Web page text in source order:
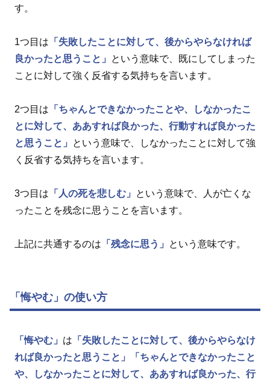
す。
1つ目は 「失敗したことに対して、後からやらなければ
良かったと思うこと」
という意味で、既にしてしまった
ことに対して強く反省する気持ちを言います。
2つ目は 「ちゃんとできなかったことや、しなかったこ
とに対して、ああすれば良かった、行動すれば良かった
と思うこと」
という意味で、しなかったことに対して強
く反省する気持ちを言います。
3つ目は 「人の死を悲しむ」
という意味で、人が亡くな
ったことを残念に思うことを言います。
上記に共通するのは 「残念に思う」 という意味です。
「悔やむ」の使い方
「悔やむ」 は 「失敗したことに対して、後からやらなけ
れば良かったと思うこと」
「ちゃんとできなかったこと
や、しなかったことに対して、ああすれば良かった、行